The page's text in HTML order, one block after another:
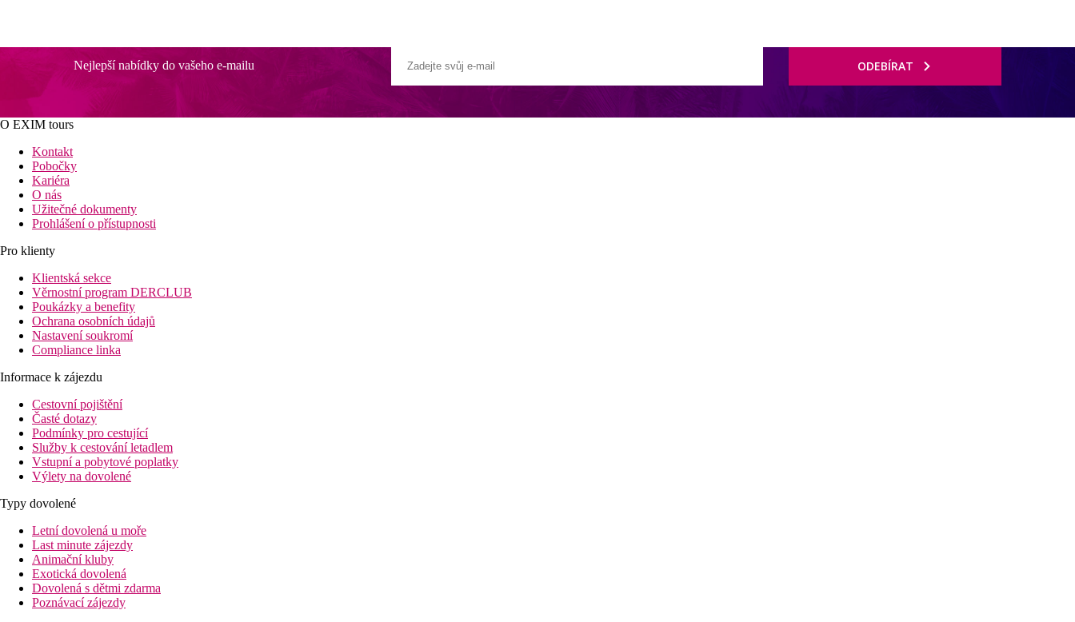
Nejlepší nabídky do vašeho e-mailu ODEBÍRAT
O EXIM tours
Kontakt
Pobočky
Kariéra
O nás
Užitečné dokumenty
Prohlášení o přístupnosti
Pro klienty
Klientská sekce
Věrnostní program DERCLUB
Poukázky a benefity
Ochrana osobních údajů
Nastavení soukromí
Compliance linka
Informace k zájezdu
Cestovní pojištění
Časté dotazy
Podmínky pro cestující
Služby k cestování letadlem
Vstupní a pobytové poplatky
Výlety na dovolené
Typy dovolené
Letní dovolená u moře
Last minute zájezdy
Animační kluby
Exotická dovolená
Dovolená s dětmi zdarma
Poznávací zájezdy